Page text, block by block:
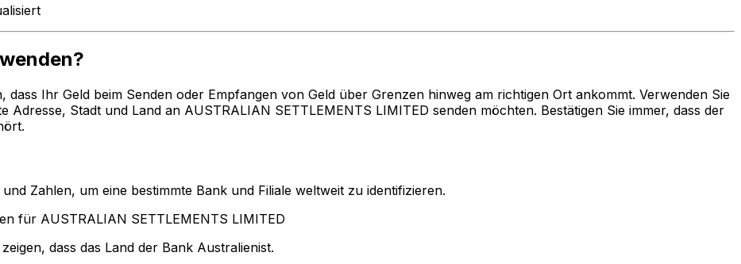
Ihr Geld beim Senden oder Empfangen von Geld über Grenzen hinweg am richtigen Ort ankommt. Verwenden Sie
Adresse, Stadt und Land an AUSTRALIAN SETTLEMENTS LIMITED senden möchten. Bestätigen Sie immer, dass der
Zahlen, um eine bestimmte Bank und Filiale weltweit zu identifizieren.
für AUSTRALIAN SETTLEMENTS LIMITED
dass das Land der Bank Australienist.